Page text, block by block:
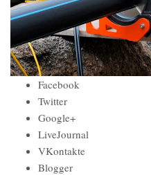
Facebook
Twitter
Google+
LiveJournal
VKontakte
Blogger